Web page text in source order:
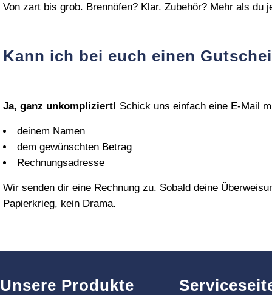
Von zart bis grob. Brennöfen? Klar. Zubehör? Mehr als
Kann ich bei euch einen
Ja, ganz unkompliziert! Schick uns einfach eine E‑Mail
deinem Namen
dem gewünschten Betrag
Rechnungsadresse
Wir senden dir eine Rechnung zu. Sobald deine
Papierkrieg, kein Drama.
Unsere Produkte